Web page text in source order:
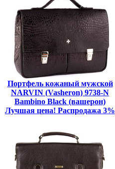
Портфель кожаный мужской
NARVIN (Vasheron) 9738-N
Bambino Black (вашерон)
Лучшая цена! Распродажа 3%